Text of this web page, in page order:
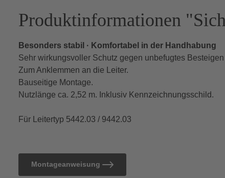
Produktinformationen
Besonders stabil · Komfortabel in der Handhabung
Sehr wirkungsvoller Schutz gegen unbefugtes
Zum Anklemmen an die Leiter.
Bauseitige Montage.
Nutzlänge ca. 2,52 m. Inklusiv Kennzeichnungsschild.
Für Leitertyp 5442.03 / 9442.03
Montageanweisung